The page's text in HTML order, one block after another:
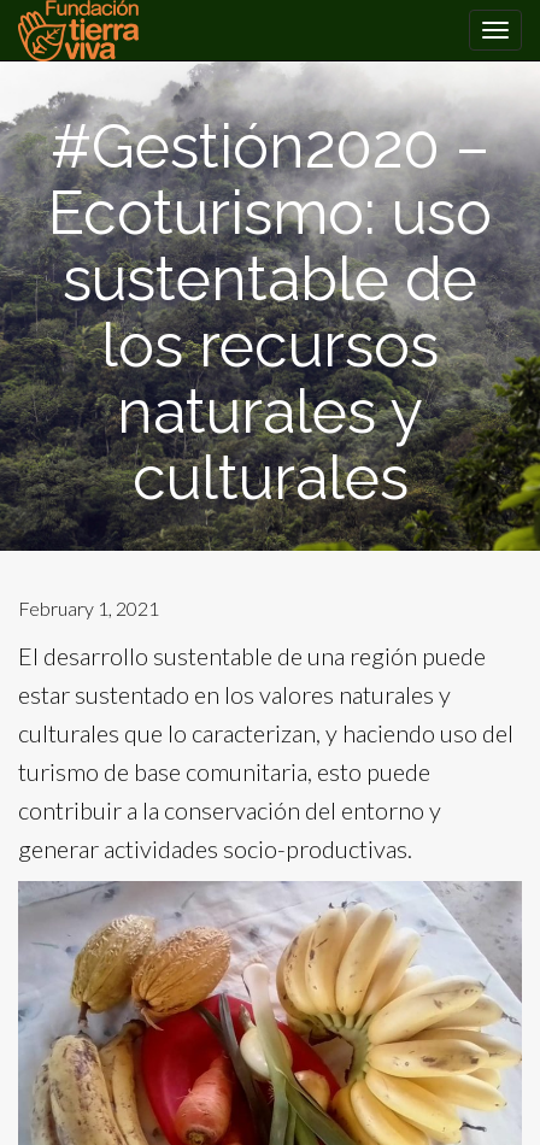
MENU
to
content#Gestión2020 –
Ecoturismo: uso
sustentable de
los recursos
naturales y
culturales
February 1, 2021
El desarrollo sustentable de una región puede
estar sustentado en los valores naturales y
culturales que lo caracterizan, y haciendo uso del
turismo de base comunitaria, esto puede
contribuir a la conservación del entorno y
generar actividades socio-productivas.